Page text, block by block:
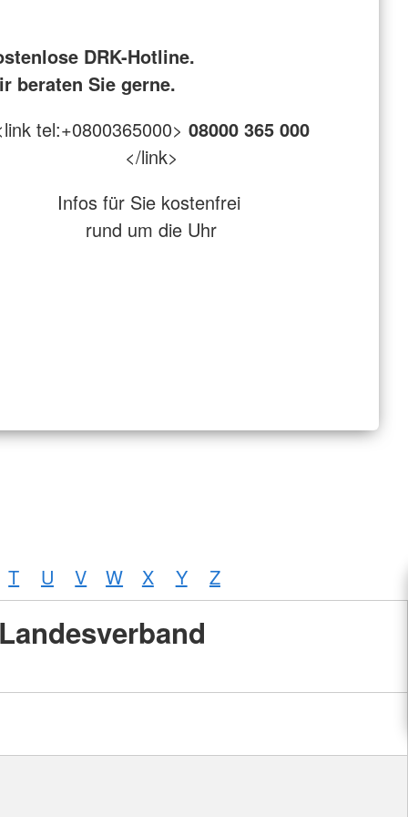
DRK-Hotline.
beraten Sie gerne.
tel:+0800365000> 08000 365 000
</link>
Infos für Sie kostenfrei
rund um die Uhr
T U V W X Y Z